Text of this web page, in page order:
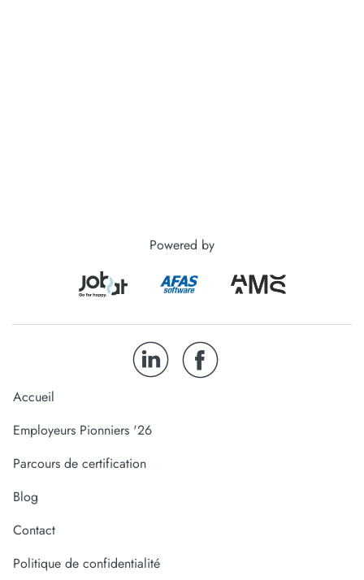
Powered by
Accueil
Employeurs Pionniers '26
Parcours de certification
Blog
Contact
Politique de confidentialité